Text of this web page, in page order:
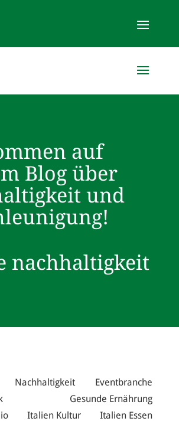
auf
Blog über
und
nachhaltigkeit
Nachhaltigkeit
Eventbranche
Gesunde Ernährung
Italien Kultur Italien Essen